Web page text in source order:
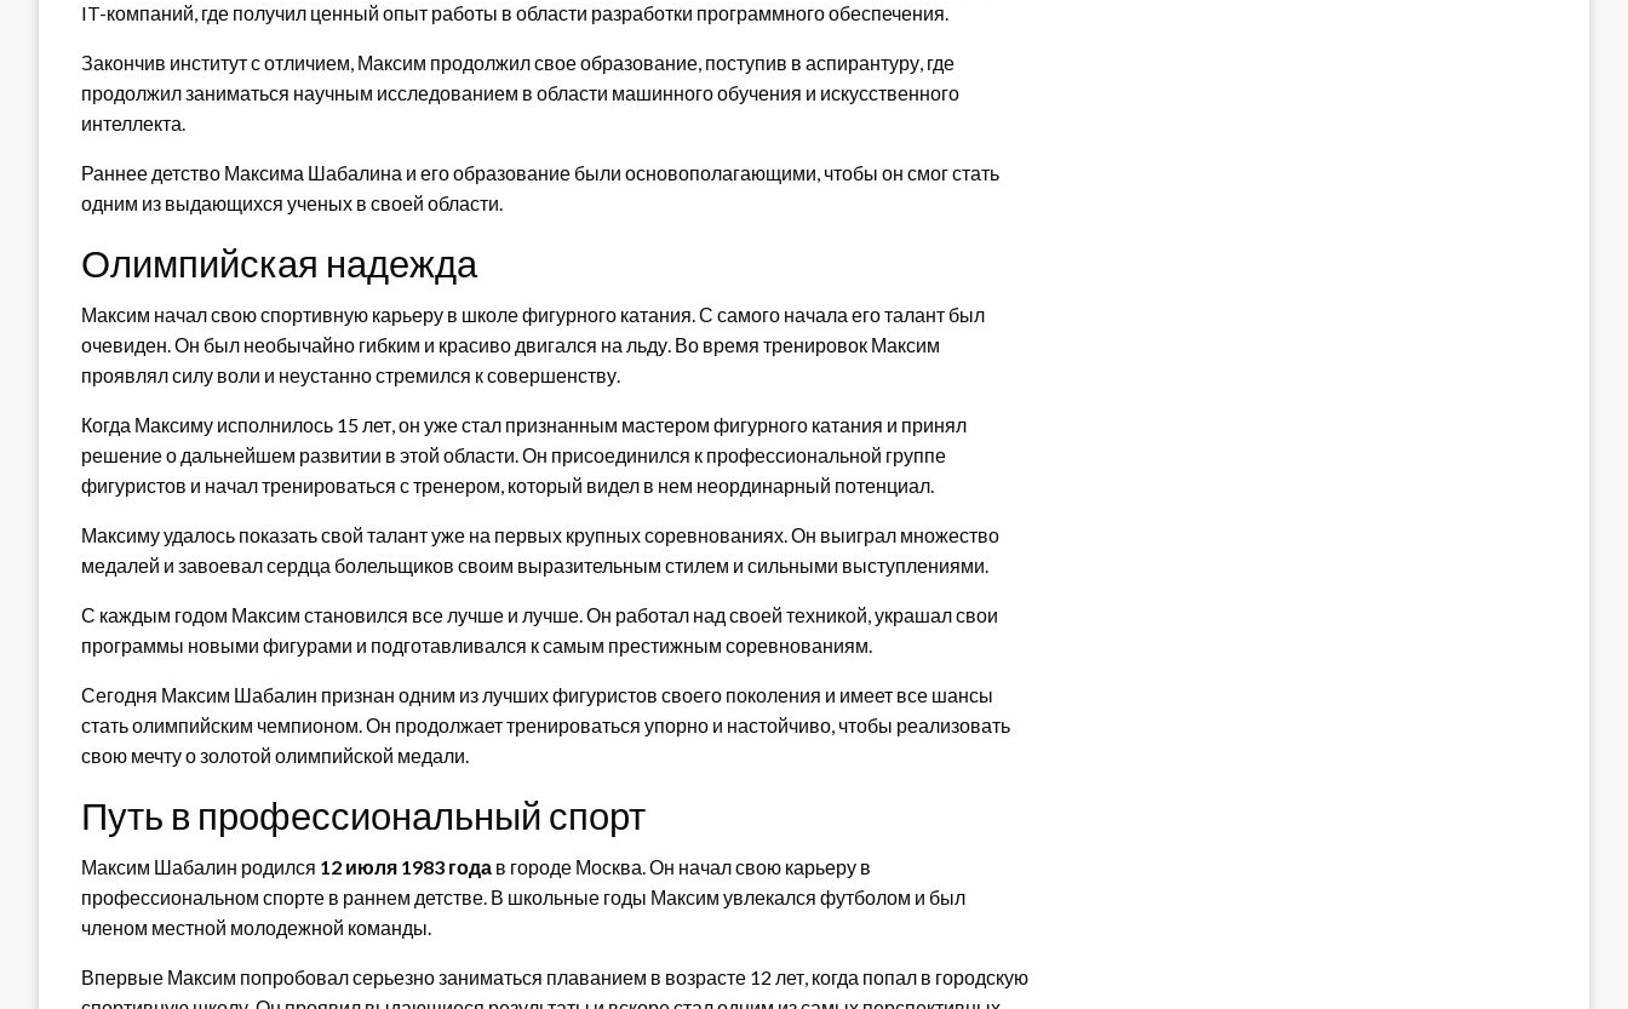
IT-компаний, где получил ценный опыт работы в области разработки программного обеспечения.
Закончив институт с отличием, Максим продолжил свое образование, поступив в аспирантуру, где
продолжил заниматься научным исследованием в области машинного обучения и искусственного
интеллекта.
Раннее детство Максима Шабалина и его образование были основополагающими, чтобы он смог стать
одним из выдающихся ученых в своей области.
Олимпийская надежда
Максим начал свою спортивную карьеру в школе фигурного катания. С самого начала его талант был
очевиден. Он был необычайно гибким и красиво двигался на льду. Во время тренировок Максим
проявлял силу воли и неустанно стремился к совершенству.
Когда Максиму исполнилось 15 лет, он уже стал признанным мастером фигурного катания и принял
решение о дальнейшем развитии в этой области. Он присоединился к профессиональной группе
фигуристов и начал тренироваться с тренером, который видел в нем неординарный потенциал.
Максиму удалось показать свой талант уже на первых крупных соревнованиях. Он выиграл множество
медалей и завоевал сердца болельщиков своим выразительным стилем и сильными выступлениями.
С каждым годом Максим становился все лучше и лучше. Он работал над своей техникой, украшал свои
программы новыми фигурами и подготавливался к самым престижным соревнованиям.
Сегодня Максим Шабалин признан одним из лучших фигуристов своего поколения и имеет все шансы
стать олимпийским чемпионом. Он продолжает тренироваться упорно и настойчиво, чтобы реализовать
свою мечту о золотой олимпийской медали.
Путь в профессиональный спорт
Максим Шабалин родился 12 июля 1983 года в городе Москва. Он начал свою карьеру в
профессиональном спорте в раннем детстве. В школьные годы Максим увлекался футболом и был
членом местной молодежной команды.
Впервые Максим попробовал серьезно заниматься плаванием в возрасте 12 лет, когда попал в городскую